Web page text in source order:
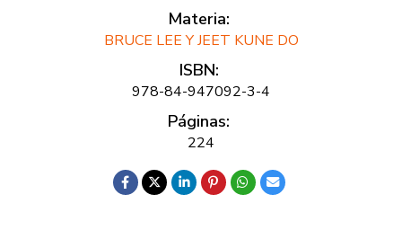
Materia:
BRUCE LEE Y JEET KUNE DO
ISBN:
978-84-947092-3-4
Páginas:
224